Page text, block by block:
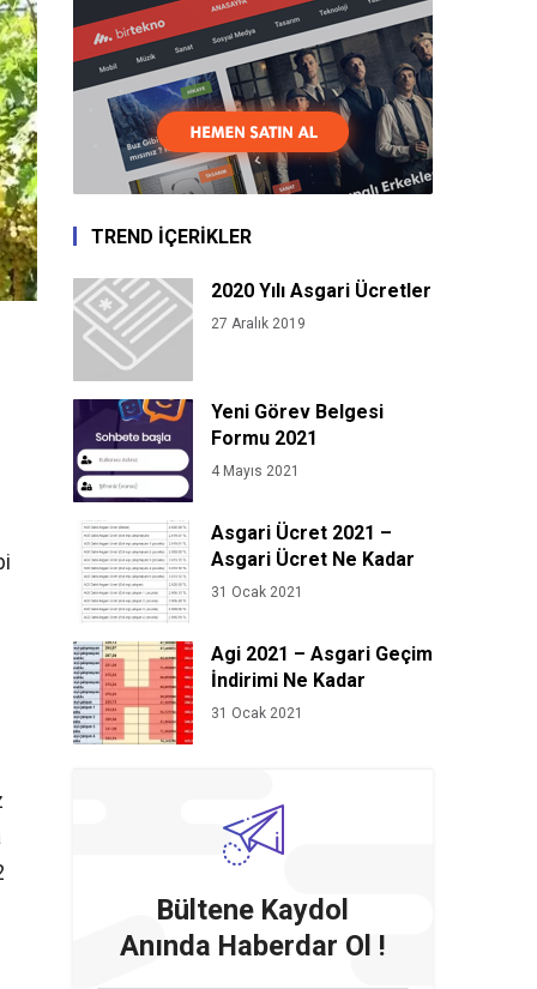
TREND İÇERİKLER
2020 Yılı Asgari Ücretler
27 Aralık 2019
Yeni Görev Belgesi
Formu 2021
4 Mayıs 2021
Asgari Ücret 2021 –
Asgari Ücret Ne Kadar
31 Ocak 2021
Agi 2021 – Asgari Geçim
İndirimi Ne Kadar
31 Ocak 2021
Bültene Kaydol
Anında Haberdar Ol !